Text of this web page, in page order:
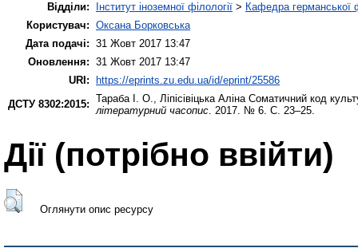
Відділи:
Інститут іноземної філології > Кафедра германської
Користувач: Оксана Борковська
Дата подачі: 31 Жовт 2017 13:47
Оновлення: 31 Жовт 2017 13:47
URI:
https://eprints.zu.edu.ua/id/eprint/25586
ДСТУ 8302:2015: Тараба І. О., Ліпісівіцька АлінаСоматичний код
літературний часопис. 2017. № 6. С. 23–25.
Дії ​​(потрібно ввійти)
Оглянути опис ресурсу